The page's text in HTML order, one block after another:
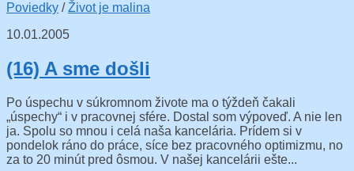
Poviedky /Život je malina
10.01.2005
(16) A sme došli
Po úspechu v súkromnom živote ma o týždeň čakali
„úspechy“ i v pracovnej sfére. Dostal som výpoveď. A nie len
ja. Spolu so mnou i celá naša kancelária. Prídem si v
pondelok ráno do práce, síce bez pracovného optimizmu, no
za to 20 minút pred ôsmou. V našej kancelárii ešte...